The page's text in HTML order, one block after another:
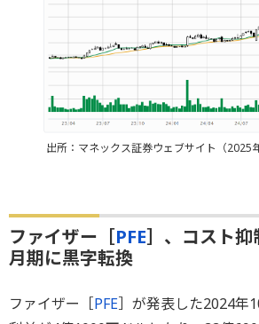
出所：マネックス証券ウェブサイト（2025
ファイザー［PFE］、コスト
月期に黒字転換
ファイザー［PFE］が発表した2024年